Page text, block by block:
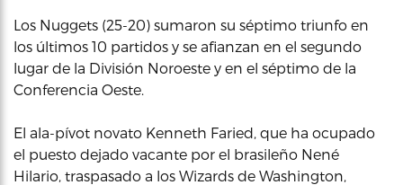
Los Nuggets (25-20) sumaron su séptimo triunfo en
los últimos 10 partidos y se afianzan en el segundo
lugar de la División Noroeste y en el séptimo de la
Conferencia Oeste.
El ala-pívot novato Kenneth Faried, que ha ocupado
el puesto dejado vacante por el brasileño Nené
Hilario, traspasado a los Wizards de Washington,